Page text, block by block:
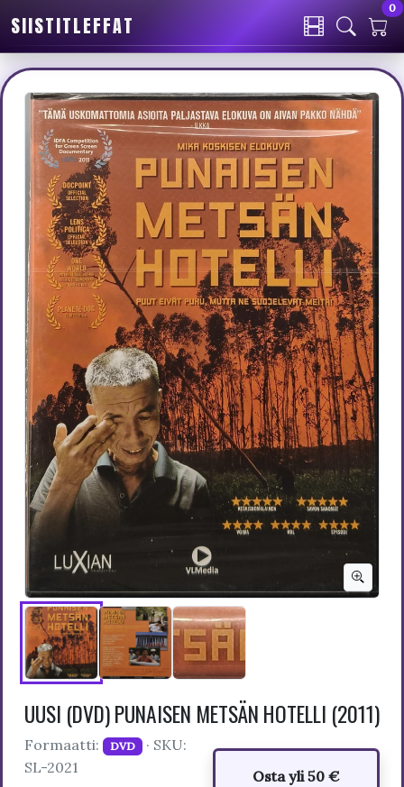
SIISTITLEFFAT
0
UUSI (DVD) PUNAISEN METSÄN HOTELLI (2011)
Formaatti: DVD · SKU:
SL-2021
Osta yli 50 €